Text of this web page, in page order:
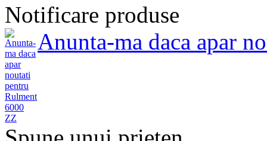
Notificare produse
Anunta-ma daca apar